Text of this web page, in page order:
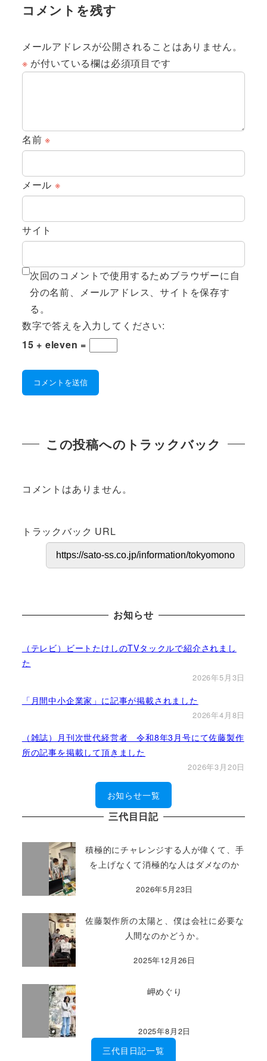
コメントを残す
メールアドレスが公開されることはありません。
※ が付いている欄は必須項目です
名前※
メール ※
サイト
次回のコメントで使用するためブラウザーに自
分の名前、メールアドレス、サイトを保存す
る。
数字で答えを入力してください:
15 + eleven =
この投稿へのトラックバック
コメントはありません。
トラックバック URL
お知らせ
（テレビ）ビートたけしのTVタックルで紹介されまし
た
2026年5月3日
「月間中小企業家」に記事が掲載されました
2026年4月8日
（雑誌）月刊次世代経営者 令和8年3月号にて佐藤製作
所の記事を掲載して頂きました
2026年3月20日
お知らせ一覧
三代目日記
積極的にチャレンジする人が偉くて、手
を上げなくて消極的な人はダメなのか
2026年5月23日
佐藤製作所の太陽と、僕は会社に必要な
人間なのかどうか。
2025年12月26日
岬めぐり
2025年8月2日
三代目日記一覧